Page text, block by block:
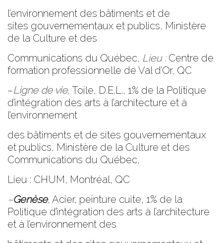
l’environnement des bâtiments et de
sites gouvernementaux et publics, Ministère
de la Culture et des
Communications du Québec, Lieu :Centre de
formation professionnelle de Val d’Or, QC
–Ligne de vie, Toile, D.E.L., 1% de la Politique
d’intégration des arts à l’architecture et à
l’environnement
des bâtiments et de sites gouvernementaux
et publics, Ministère de la Culture et des
Communications du Québec,
Lieu : CHUM, Montréal, QC
–Genèse, Acier, peinture cuite, 1% de la
Politique d’intégration des arts à l’architecture
et à l’environnement des